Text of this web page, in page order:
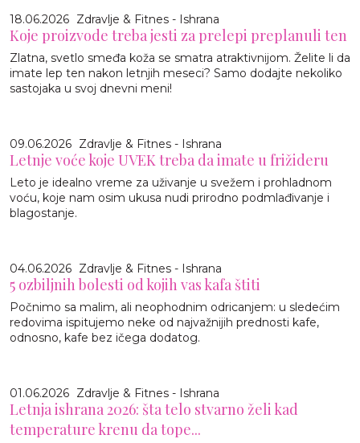
18.06.2026 Zdravlje & Fitnes - Ishrana
Koje proizvode treba jesti za prelepi preplanuli ten
Zlatna, svetlo smeđa koža se smatra atraktivnijom. Želite li da
imate lep ten nakon letnjih meseci? Samo dodajte nekoliko
sastojaka u svoj dnevni meni!
09.06.2026 Zdravlje & Fitnes - Ishrana
Letnje voće koje UVEK treba da imate u frižideru
Leto je idealno vreme za uživanje u svežem i prohladnom
voću, koje nam osim ukusa nudi prirodno podmlađivanje i
blagostanje.
04.06.2026 Zdravlje & Fitnes - Ishrana
5 ozbiljnih bolesti od kojih vas kafa štiti
Počnimo sa malim, ali neophodnim odricanjem: u sledećim
redovima ispitujemo neke od najvažnijih prednosti kafe,
odnosno, kafe bez ičega dodatog.
01.06.2026 Zdravlje & Fitnes - Ishrana
Letnja ishrana 2026: šta telo stvarno želi kad
temperature krenu da tope...